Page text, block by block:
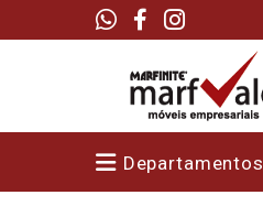
Departamentos